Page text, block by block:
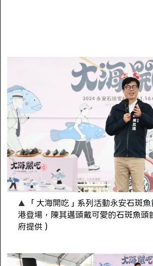
「大海開吃」系列活動永安石斑
港登場，陳其邁頭戴可愛的石斑魚頭
府提供）